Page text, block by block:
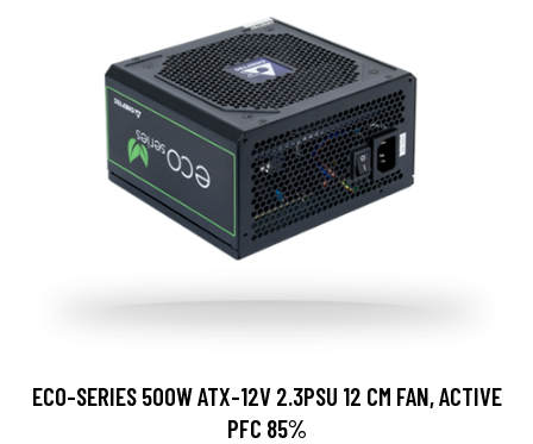
ECO-SERIES 500W ATX-12V 2.3PSU 12 CM FAN, ACTIVE
PFC 85%